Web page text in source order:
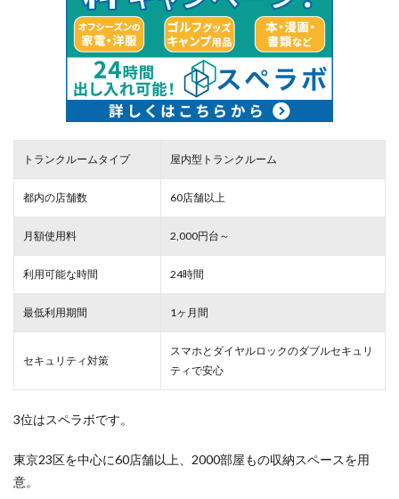
トランクルームタイプ 屋内型トランクルーム
都内の店舗数 60店舗以上
月額使用料 2,000円台～
利用可能な時間 24時間
最低利用期間 1ヶ月間
セキュリティ対策
スマホとダイヤルロックのダブルセキュリ
ティで安心
3位はスペラボです。
東京23区を中心に60店舗以上、2000部屋もの収納スペースを用
意。